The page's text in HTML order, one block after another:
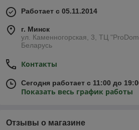
Работает с 05.11.2014
г. Минск
ул. Каменногорская, 3, ТЦ
Беларусь
Контакты
Сегодня работает с 11:00 до
Показать весь график работы
Отзывы о магазине